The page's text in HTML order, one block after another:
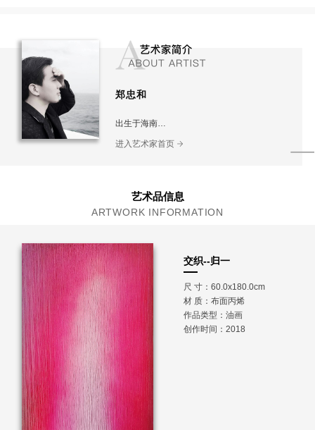
郑忠和
出生于海南
进入艺术家首页
艺术品信息
ARTWORK INFORMATION
交织--归一
尺 寸：60.0x180.0cm
材 质： 布面丙烯
作品类型：油画
创作时间：2018